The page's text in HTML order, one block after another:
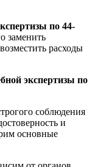
по 44-
заменить
расходы
экспертизы по
соблюдения
и
основные